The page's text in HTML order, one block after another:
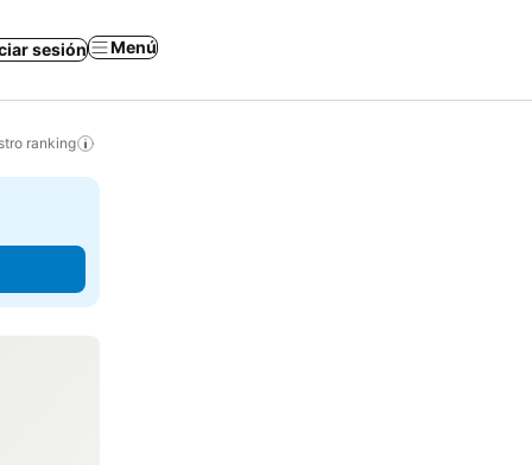
sesión Menú
ranking